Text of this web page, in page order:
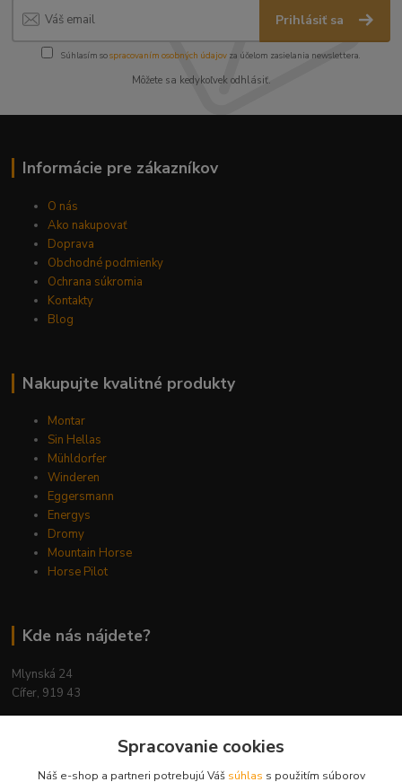
Prihlásiť sa
Súhlasím sospracovaním osobných údajov za účelom zasielania newslettera.
Môžete sa kedykoľvek odhlásiť.
Informácie pre zákazníkov
O nás
Ako nakupovať
Doprava
Obchodné podmienky
Ochrana súkromia
Kontakty
Blog
Nakupujte kvalitné produkty
Montar
Sin Hellas
Mühldorfer
Winderen
Eggersmann
Energys
Dromy
Mountain Horse
Horse Pilot
Kde nás nájdete?
Mlynská 24
Cífer, 919 43
Spracovanie cookies
Náš e-shop a partneri potrebujú Váš súhlas s použitím súborov